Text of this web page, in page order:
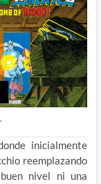
inicialmente
reemplazando
nivel ni una